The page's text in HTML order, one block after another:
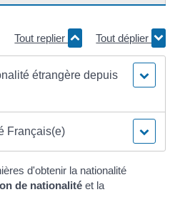
Tout replier Tout déplier
étrangère depuis
Français(e)
d'obtenir la nationalité
de nationalitéet la